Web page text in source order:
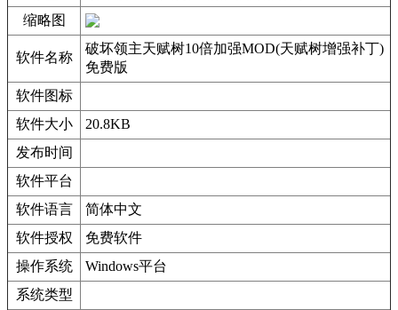
缩略图
软件名称
破坏领主天赋树10倍加强MOD(天赋树增强补丁)
免费版
软件图标
软件大小
20.8KB
发布时间
软件平台
软件语言
简体中文
软件授权
免费软件
操作系统
Windows平台
系统类型